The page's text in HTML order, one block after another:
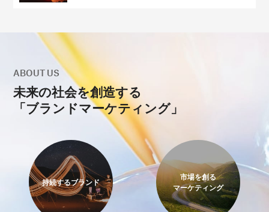
ABOUT US
未来の社会を創造する
「ブランドマーケティング」
持続するブランド
市場を創る
マーケティング